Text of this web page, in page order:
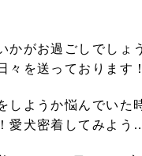
かがお過ごしでしょ
々を送っております！
しようか悩んでいた
愛犬密着してみよう